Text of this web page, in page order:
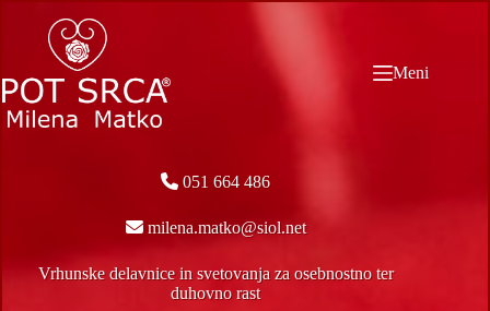
content
Meni
051 664 486
milena.matko@siol.net
Vrhunske delavnice in svetovanja za osebnostno ter
duhovno rast